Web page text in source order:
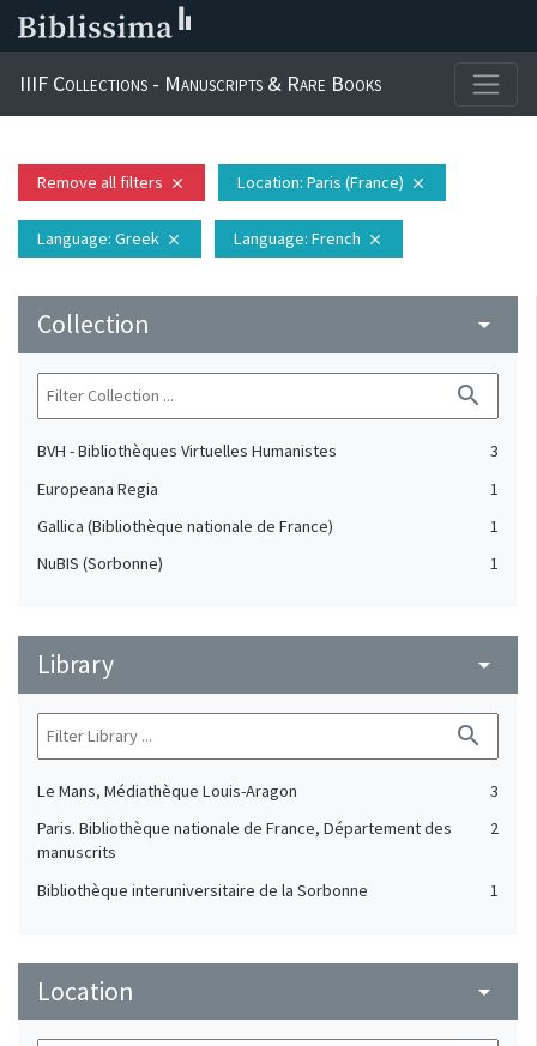
IIIF Collections - Manuscripts & Rare Books
Remove all filters close Location: Paris (France) close
Language: Greek close Language: French close
Collection arrow_drop_down
search
BVH - Bibliothèques Virtuelles Humanistes
3
Europeana Regia
1
Gallica (Bibliothèque nationale de France)
1
NuBIS (Sorbonne)
1
Library arrow_drop_down
search
Le Mans, Médiathèque Louis-Aragon
3
Paris. Bibliothèque nationale de France, Département des
manuscrits
2
Bibliothèque interuniversitaire de la Sorbonne 1
Location arrow_drop_down